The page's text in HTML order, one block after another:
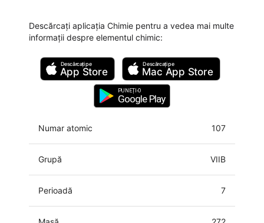
Descărcați aplicația Chimie pentru a vedea mai multe
informații despre elementul chimic:
Descărcați pe
App Store
Descărcați pe
Mac App Store
PUNEȚI-O
Google Play
Numar atomic 107
Grupă VIIB
Perioadă 7